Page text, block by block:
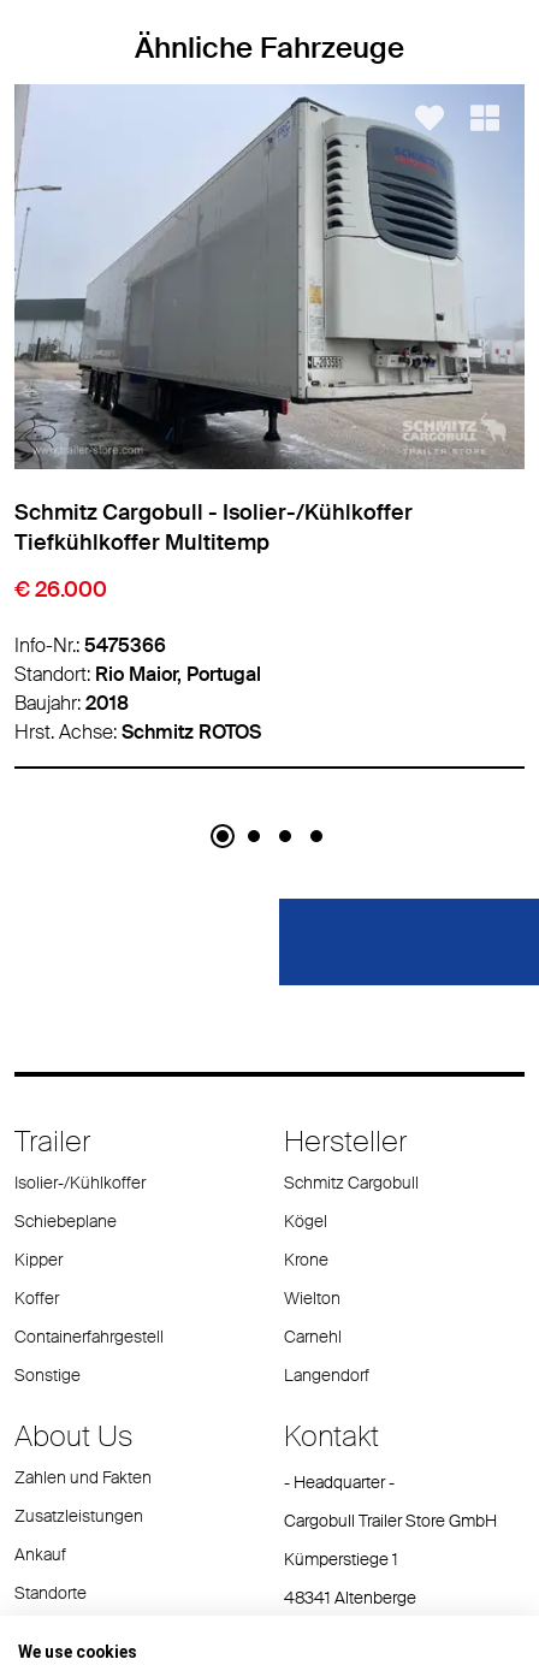
Ähnliche Fahrzeuge
Schmitz Cargobull - Isolier-/Kühlkoffer
Tiefkühlkoffer Standard
€ 18.900
Info-Nr.:5459626
Standort:Padborg, Dänemark
Baujahr:2018
Hrst. Achse:Schmitz ROTOS
Trailer
Isolier-/Kühlkoffer
Schiebeplane
Kipper
Koffer
Containerfahrgestell
Sonstige
Hersteller
Schmitz Cargobull
Kögel
Krone
Wielton
Carnehl
Langendorf
About Us
Zahlen und Fakten
Zusatzleistungen
Ankauf
Standorte
Kontakt
- Headquarter -
Cargobull Trailer Store GmbH
Kümperstiege 1
48341 Altenberge
We use cookies